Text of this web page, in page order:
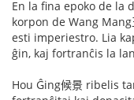
En la fina epoko de la
korpon de Wang
esti imperiestro. Lia
ĝin, kaj fortranĉis la
Hou Ĝing候景 ribelis